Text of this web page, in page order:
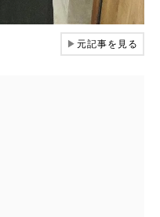
▶元記事を見る